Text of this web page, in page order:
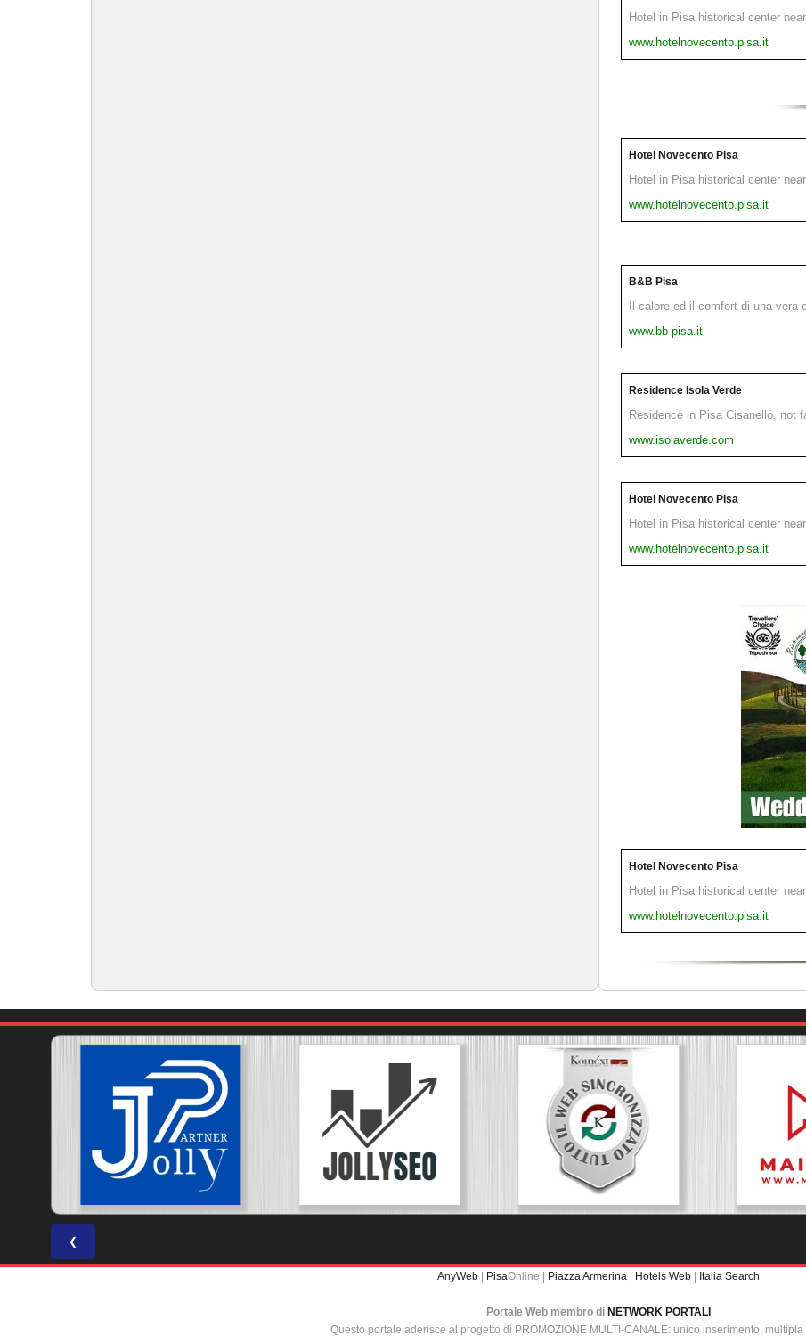
Hotel in Pisa historical center
www.hotelnovecento.pisa.it
Hotel Novecento Pisa
Hotel in Pisa historical center
www.hotelnovecento.pisa.it
B&B Pisa
Il calore ed il comfort di una
www.bb-pisa.it
Residence Isola Verde
Residence in Pisa Cisanello, not
www.isolaverde.com
Hotel Novecento Pisa
Hotel in Pisa historical center
www.hotelnovecento.pisa.it
Hotel Novecento Pisa
Hotel in Pisa historical center
www.hotelnovecento.pisa.it
❮
AnyWeb | PisaOnline | Piazza Armerina | Hotels Web | Italia Search
Portale Web membro di NETWORK PORTALI
Questo portale aderisce al progetto di PROMOZIONE MULTI-CANALE: unico inserimento,